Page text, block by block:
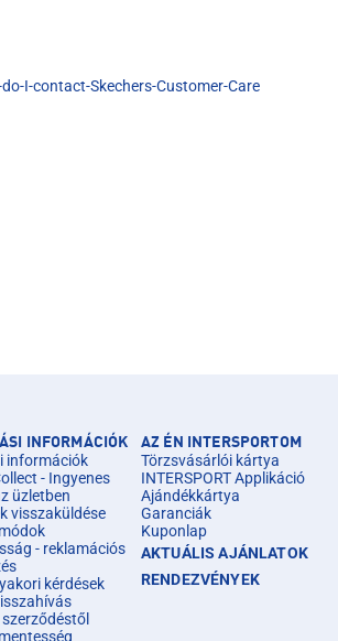
I-contact-Skechers-Customer-Care
INFORMÁCIÓK
információk
- Ingyenes
üzletben
visszaküldése
- reklamációs
kérdések
AZ ÉN INTERSPORTOM
Törzsvásárlói kártya
INTERSPORT Applikáció
Ajándékkártya
Garanciák
Kuponlap
AKTUÁLIS AJÁNLATOK
RENDEZVÉNYEK